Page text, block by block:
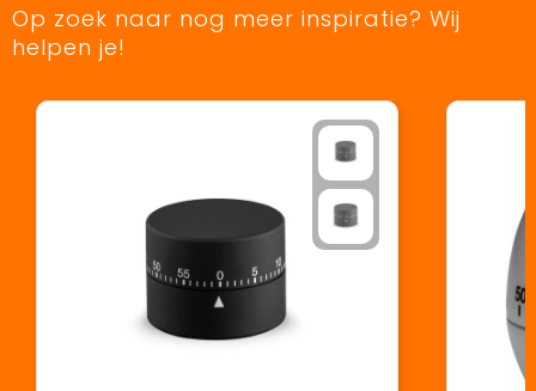
Op zoek naar nog meer inspiratie? Wij
helpen je!